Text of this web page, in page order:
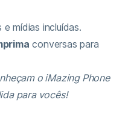
mídias incluídas.
conversas para
o iMazing Phone
para vocês!